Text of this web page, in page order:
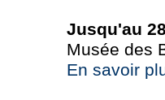
Jusqu'au
Musée des
En savoir